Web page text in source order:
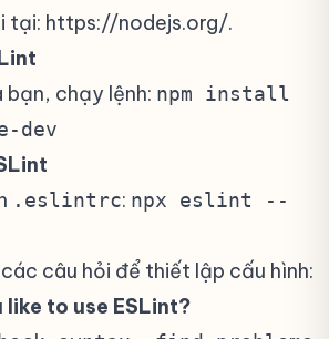
tại: https://nodejs.org/.
bạn, chạy lệnh: npm install
dev
.eslintrc: npx eslint --
câu hỏi để thiết lập cấu hình:
to use ESLint?